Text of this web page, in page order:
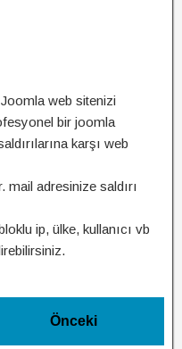
Joomla web sitenizi
bir joomla
karşı web
mail adresinize saldırı
ip, ülke, kullanıcı vb
Önceki